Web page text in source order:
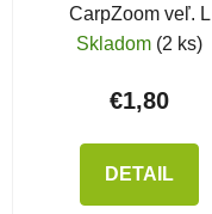
CarpZoom veľ. L
Skladom (2 ks)
€1,80
DETAIL